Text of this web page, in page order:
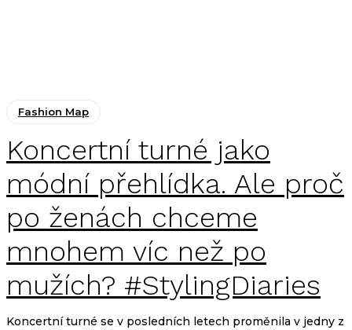
Fashion Map
Koncertní turné jako
módní přehlídka. Ale proč
po ženách chceme
mnohem víc než po
mužích? #StylingDiaries
Koncertní turné se v posledních letech proměnila v jedny z